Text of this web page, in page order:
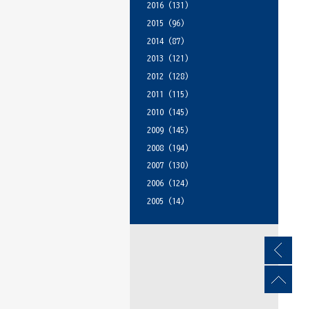
2016 (131)
2015 (96)
2014 (87)
2013 (121)
2012 (128)
2011
(115)
2010 (145)
2009 (145)
2008 (194)
2007 (130)
2006 (124)
2005 (14)